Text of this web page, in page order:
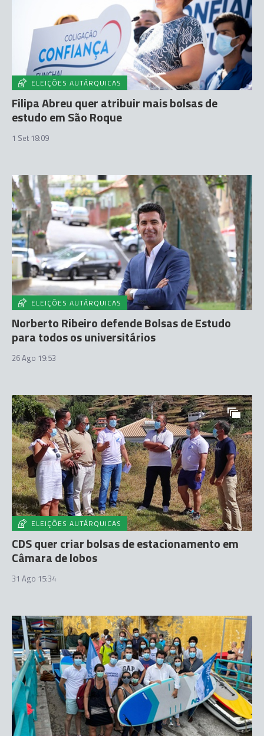
ELEIÇÕES AUTÁRQUICAS
Filipa Abreu quer atribuir mais bolsas de
estudo em São Roque
1 Set 18:09
ELEIÇÕES AUTÁRQUICAS
Norberto Ribeiro defende Bolsas de Estudo
para todos os universitários
26 Ago 19:53
ELEIÇÕES AUTÁRQUICAS
CDS quer criar bolsas de estacionamento em
Câmara de lobos
31 Ago 15:34